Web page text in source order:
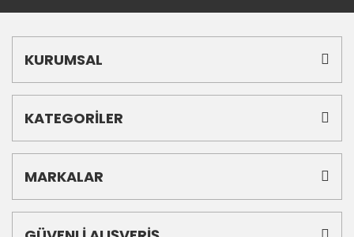
KURUMSAL
KATEGORİLER
MARKALAR